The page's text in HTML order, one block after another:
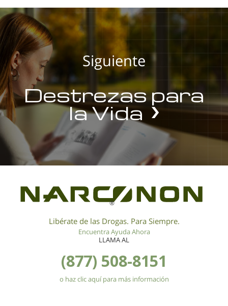
Siguiente
Destrezas para
la Vida
®
Libérate de las Drogas. Para Siempre.
Encuentra Ayuda Ahora
LLAMA AL
(877) 508-8151
o haz clic aquí para más información